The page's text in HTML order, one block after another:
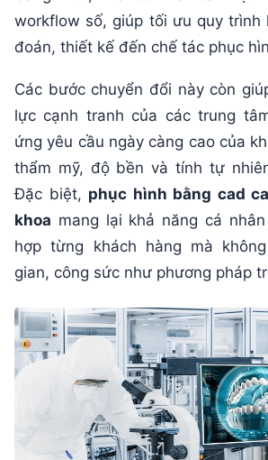
workflow số, giúp tối ưu quy trình
đoán, thiết kế đến chế tác phục
Các bước chuyển đổi này còn
lực cạnh tranh của các trung
ứng yêu cầu ngày càng cao của
thẩm mỹ, độ bền và tính tự
Đặc biệt, phục hình bằng cad
khoa mang lại khả năng cá
hợp từng khách hàng mà
gian, công sức như phương pháp